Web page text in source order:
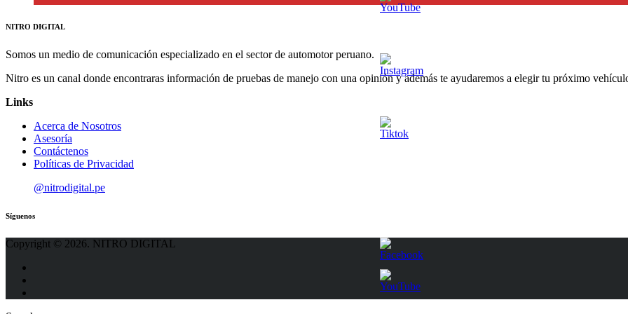
NITRO DIGITAL
Somos un medio de comunicación especializado en el sector de automotor peruano.
Nitro es un canal donde encontraras información de pruebas de manejo con una opinión y además te ayudaremos a elegir tu próximo
Links
Acerca de Nosotros
Asesoría
Contáctenos
Políticas de Privacidad
@nitrodigital.pe
Síguenos
Copyright © 2026. NITRO DIGITAL